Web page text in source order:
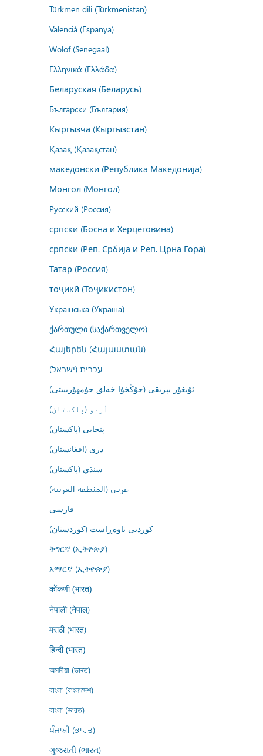
Türkmen dili (Türkmenistan)
Valencià (Espanya)
Wolof (Senegaal)
Ελληνικά (Ελλάδα)
Беларуская (Беларусь)
Български (България)
Кыргызча (Кыргызстан)
Қазақ (Қазақстан)
македонски (Република Македонија)
Монгол (Монгол)
Русский (Россия)
српски (Босна и Херцеговина)
српски (Реп. Србија и Реп. Црна Гора)
Татар (Россия)
тоҷикӣ (Тоҷикистон)
Українська (Україна)
ქართული (საქართველო)
Հայերեն (Հայաստան)
עברית (ישראל)
ئۇيغۇر يېزىقى (جۇڭخۇا خەلق جۇمھۇرىيىتى)
اُردو (پاکستان)
پنجابی (پاکستان)
درى (افغانستان)
سنڌي (پاکستان)
عربي (المنطقة العربية)
فارسى
کوردیی ناوەڕاست (کوردستان)
ትግርኛ (ኢትዮጵያ)
አማርኛ (ኢትዮጵያ)
कोंकणी (भारत)
नेपाली (नेपाल)
मराठी (भारत)
हिन्दी (भारत)
অসমীয়া (ভাৰত)
বাংলা (বাংলাদেশ)
বাংলা (ভারত)
ਪੰਜਾਬੀ (ਭਾਰਤ)
ગુજરાતી (ભારત)